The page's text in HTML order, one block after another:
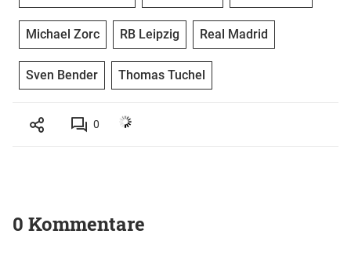
Michael Zorc RB Leipzig Real Madrid
Sven Bender Thomas Tuchel
0
0 Kommentare